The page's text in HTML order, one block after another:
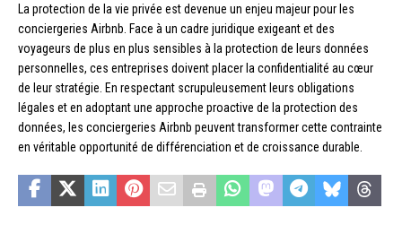
La protection de la vie privée est devenue un enjeu majeur pour les
conciergeries Airbnb. Face à un cadre juridique exigeant et des
voyageurs de plus en plus sensibles à la protection de leurs données
personnelles, ces entreprises doivent placer la confidentialité au cœur
de leur stratégie. En respectant scrupuleusement leurs obligations
légales et en adoptant une approche proactive de la protection des
données, les conciergeries Airbnb peuvent transformer cette contrainte
en véritable opportunité de différenciation et de croissance durable.